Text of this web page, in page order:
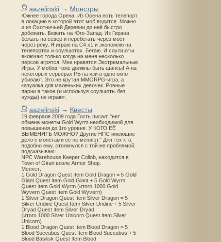
aazelinski → Монстры
Южнее города Орена. Из Орена есть телепорт
в локацию в которой этот моб водится. Можно
и из Охотничьей Деревни до неё быстро
добежать. Бежать на Юго-Запад. Из Гирана
бежать на север и перебегать через мост
через реку. Я играю на С4 х1 и экономлю на
телепортах и соулшотах. Бегаю. И соулшоты
включаю только когда на меня несколько
персов агрятся. Мне нравятся Экстремальные
Игры. У мобов тоже должны быть шансы! А на
некоторых серверах РБ на изи в одно окно
убивают. Это не крутая MMORPG-игра, а
казуалка для маленьких девочек. Ровные
парни в такое (и используя соулшоты без
нужды) не играют.
aazelinski → Квесты
19 февраля 2009 года Гость писал: "нет
обмена монеты Gold Wyrm необходимой для
повышения до 1го уровня. У КОГО ЕЁ
ВЫМЕНЯТЬ МОЖНО? Другие НПС имеющие
дело с монетами её не меняют." Для тех кто,
подобно ему, столкнулся с той же проблемой,
подсказываю:
NPC Warehouse Keeper Collob, находится в
Town of Giran возле Armor Shop.
Меняет:
1 Gold Dragon Quest Item Gold Dragon = 5 Gold
Giant Quest Item Gold Giant + 5 Gold Wyrm
Quest Item Gold Wyrm (итого 1000 Gold
Wyvern Quest Item Gold Wyvern)
1 Silver Dragon Quest Item Silver Dragon = 5
Silver Undine Quest Item Silver Undine + 5 Silver
Dryad Quest Item Silver Dryad
(итого 1000 Silver Unicorn Quest Item Silver
Unicorn)
1 Blood Dragon Quest Item Blood Dragon = 5
Blood Succubus Quest Item Blood Succubus + 5
Blood Basilisk Quest Item Blood